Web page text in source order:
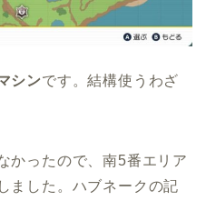
シンです。結構使うわざ
かったので、南5番エリア
ました。ハブネークの記